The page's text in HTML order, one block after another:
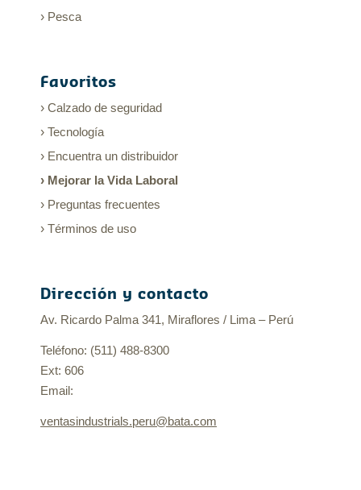
Pesca
Favoritos
Calzado de seguridad
Tecnología
Encuentra un distribuidor
Mejorar la Vida Laboral
Preguntas frecuentes
Términos de uso
Dirección y contacto
Av. Ricardo Palma 341, Miraflores / Lima – Perú
Teléfono: (511) 488-8300
Ext: 606
Email:
ventasindustrials.peru@bata.com